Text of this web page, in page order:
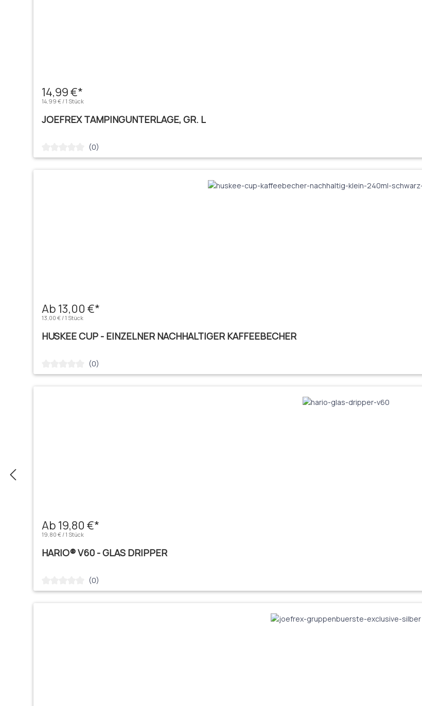
14,99 €*
14,99 € / 1 Stück
JOEFREX TAMPINGUNTERLAGE, GR. L
Durchschnittliche Bewertung von 0 von 5 Sternen
(0)
Ab 13,00 €*
13,00 € / 1 Stück
HUSKEE CUP - EINZELNER NACHHALTIGER KAFFEEBECHER
Durchschnittliche Bewertung von 0 von 5 Sternen
(0)
Ab 19,80 €*
19,80 € / 1 Stück
HARIO® V60 - GLAS DRIPPER
Durchschnittliche Bewertung von 0 von 5 Sternen
(0)